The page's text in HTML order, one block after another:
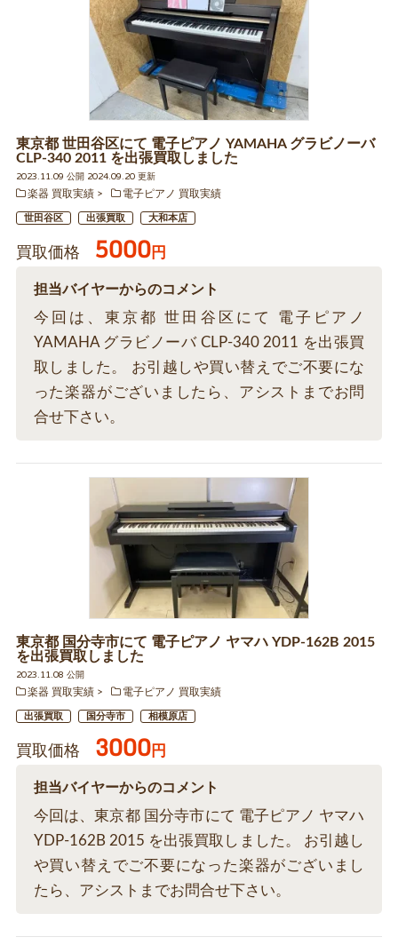
東京都 世田谷区にて 電子ピアノ YAMAHA グラビノーバ
CLP-340 2011 を出張買取しました
2023.11.09 公開 2024.09.20 更新
楽器 買取実績
電子ピアノ 買取実績
世田谷区 出張買取 大和本店
買取価格 5000円
担当バイヤーからのコメント
今回は、東京都 世田谷区にて 電子ピアノ
YAMAHA グラビノーバ CLP-340 2011 を出張買
取しました。 お引越しや買い替えでご不要にな
った楽器がございましたら、アシストまでお問
合せ下さい。
東京都 国分寺市にて 電子ピアノ ヤマハ YDP-162B 2015
を出張買取しました
2023.11.08 公開
楽器 買取実績
電子ピアノ 買取実績
出張買取 国分寺市 相模原店
買取価格 3000円
担当バイヤーからのコメント
今回は、東京都 国分寺市にて 電子ピアノ ヤマハ
YDP-162B 2015 を出張買取しました。 お引越し
や買い替えでご不要になった楽器がございまし
たら、アシストまでお問合せ下さい。